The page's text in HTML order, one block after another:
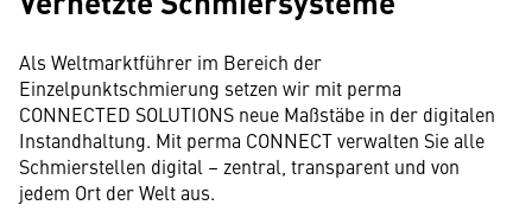
Als Weltmarktführer im Bereich der
Einzelpunktschmierung setzen wir mit perma
CONNECTED SOLUTIONS neue Maßstäbe in der digitalen
Instandhaltung. Mit perma CONNECT verwalten Sie alle
Schmierstellen digital – zentral, transparent und von
jedem Ort der Welt aus.